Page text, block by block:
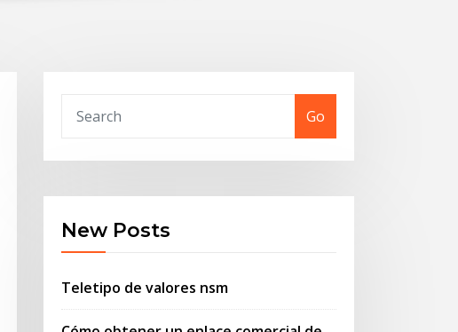
Go
New Posts
Teletipo de valores nsm